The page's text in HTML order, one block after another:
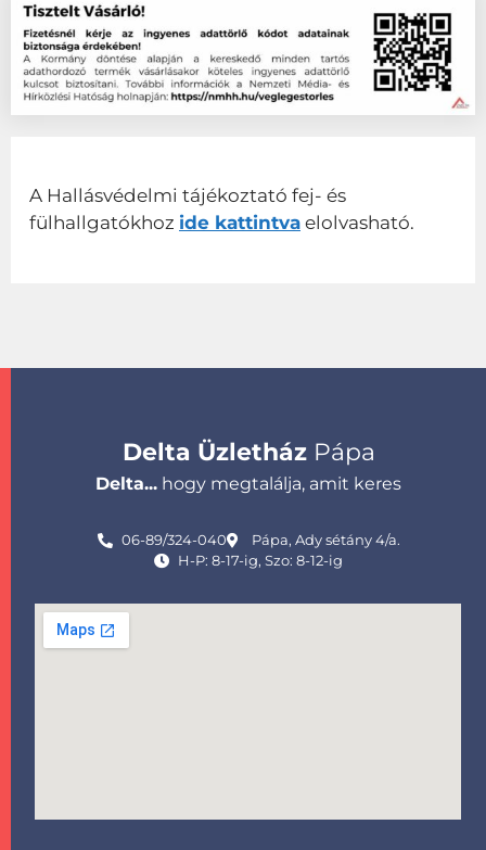
A Hallásvédelmi tájékoztató fej- és
fülhallgatókhoz ide kattintva elolvasható.
Delta ÜzletházPápa
Delta... hogy megtalálja, amit keres
06-89/324-040
Pápa, Ady sétány 4/a.
H-P: 8-17-ig, Szo: 8-12-ig